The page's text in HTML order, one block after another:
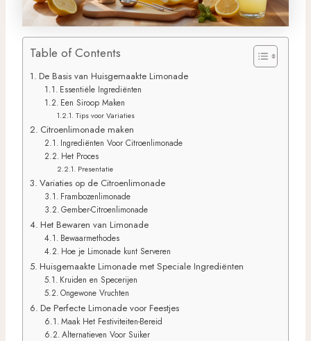
Table of Contents
De Basis van Huisgemaakte Limonade
Essentiële Ingrediënten
Een Siroop Maken
Tips voor Variaties
Citroenlimonade maken
Ingrediënten Voor Citroenlimonade
Het Proces
Presentatie
Variaties op de Citroenlimonade
Frambozenlimonade
Gember-Citroenlimonade
Het Bewaren van Limonade
Bewaarmethodes
Hoe je Limonade kunt Serveren
Huisgemaakte Limonade met Speciale Ingrediënten
Kruiden en Specerijen
Ongewone Vruchten
De Perfecte Limonade voor Feestjes
Maak Het Festiviteiten-Bereid
Alternatieven Voor Suiker